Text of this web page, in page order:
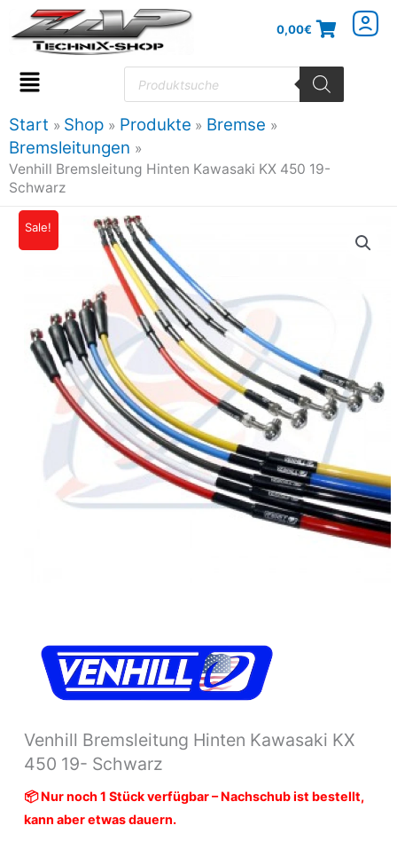
Inhalt
springen
0,00€
Flyout
Menu
Products
search
Start Shop Produkte
Bremse
Bremsleitungen
Venhill Bremsleitung Hinten Kawasaki KX 450 19-
Schwarz
Sale!
Venhill Bremsleitung Hinten Kawasaki KX
450 19- Schwarz
📦 Nur noch 1 Stück verfügbar – Nachschub ist bestellt,
kann aber etwas dauern.
Ursprünglicher
Preis
war:
41,95€
ist:
37,76€.
Venhill
Bremsleitung
450
19-
Schwarz
Menge